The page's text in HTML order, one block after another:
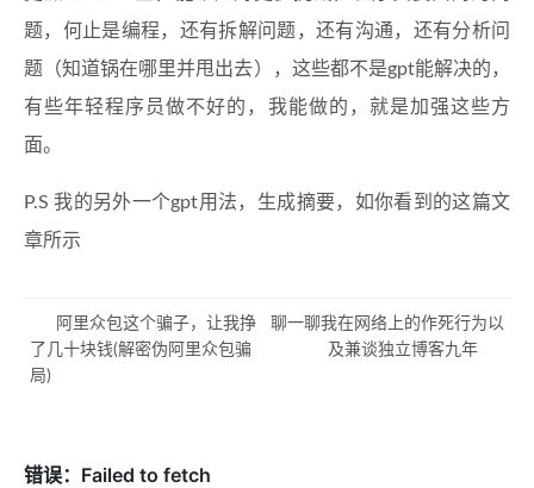
题，何止是编程，还有拆解问题，还有沟通，还有分析问
题（知道锅在哪里并甩出去），这些都不是gpt能解决的，
有些年轻程序员做不好的，我能做的，就是加强这些方
面。
P.S 我的另外一个gpt用法，生成摘要，如你看到的这篇文
章所示
阿里众包这个骗子，让我挣
了几十块钱(解密伪阿里众包骗
局)
聊一聊我在网络上的作死行为以
及兼谈独立博客九年